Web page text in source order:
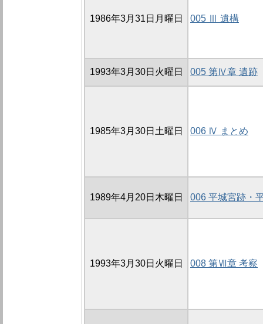
1986年3月31日月曜日 005 Ⅲ 遺構
1993年3月30日火曜日 005 第Ⅳ章 遺跡
1985年3月30日土曜日 006 Ⅳ まとめ
1989年4月20日木曜日 006 平城宮跡・
1993年3月30日火曜日 008 第Ⅶ章 考察